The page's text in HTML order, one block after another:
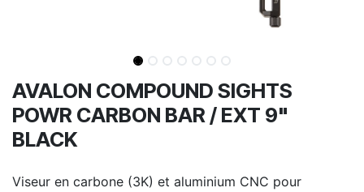
AVALON COMPOUND SIGHTS
POWR CARBON BAR / EXT 9"
BLACK
Viseur en carbone (3K) et aluminium CNC pour